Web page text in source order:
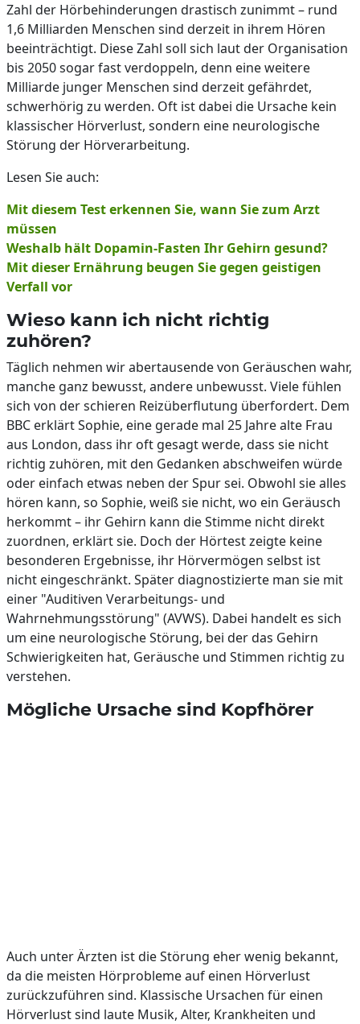
Zahl der Hörbehinderungen drastisch zunimmt – rund
1,6 Milliarden Menschen sind derzeit in ihrem Hören
beeinträchtigt. Diese Zahl soll sich laut der Organisation
bis 2050 sogar fast verdoppeln, denn eine weitere
Milliarde junger Menschen sind derzeit gefährdet,
schwerhörig zu werden. Oft ist dabei die Ursache kein
klassischer Hörverlust, sondern eine neurologische
Störung der Hörverarbeitung.
Lesen Sie auch:
Mit diesem Test erkennen Sie, wann Sie zum Arzt
müssen
Weshalb hält Dopamin-Fasten Ihr Gehirn gesund?
Mit dieser Ernährung beugen Sie gegen geistigen
Verfall vor
Wieso kann ich nicht richtig
zuhören?
Täglich nehmen wir abertausende von Geräuschen wahr,
manche ganz bewusst, andere unbewusst. Viele fühlen
sich von der schieren Reizüberflutung überfordert. Dem
BBC erklärt Sophie, eine gerade mal 25 Jahre alte Frau
aus London, dass ihr oft gesagt werde, dass sie nicht
richtig zuhören, mit den Gedanken abschweifen würde
oder einfach etwas neben der Spur sei. Obwohl sie alles
hören kann, so Sophie, weiß sie nicht, wo ein Geräusch
herkommt – ihr Gehirn kann die Stimme nicht direkt
zuordnen, erklärt sie. Doch der Hörtest zeigte keine
besonderen Ergebnisse, ihr Hörvermögen selbst ist
nicht eingeschränkt. Später diagnostizierte man sie mit
einer "Auditiven Verarbeitungs- und
Wahrnehmungsstörung" (AVWS). Dabei handelt es sich
um eine neurologische Störung, bei der das Gehirn
Schwierigkeiten hat, Geräusche und Stimmen richtig zu
verstehen.
Mögliche Ursache sind Kopfhörer
Auch unter Ärzten ist die Störung eher wenig bekannt,
da die meisten Hörprobleme auf einen Hörverlust
zurückzuführen sind. Klassische Ursachen für einen
Hörverlust sind laute Musik, Alter, Krankheiten und